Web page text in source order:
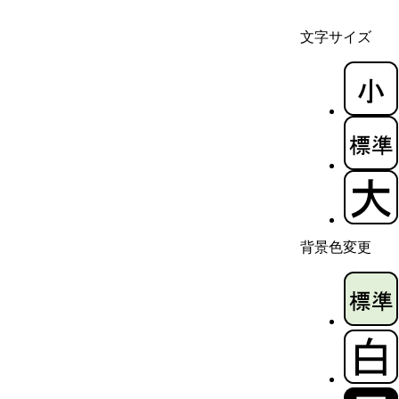
文字サイズ
背景色変更